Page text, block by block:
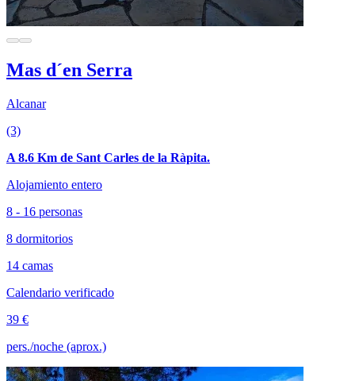
Mas d´en Serra
Alcanar
(3)
A 8.6 Km de Sant Carles de la Ràpita.
Alojamiento entero
8 - 16 personas
8 dormitorios
14 camas
Calendario verificado
39 €
pers./noche (aprox.)